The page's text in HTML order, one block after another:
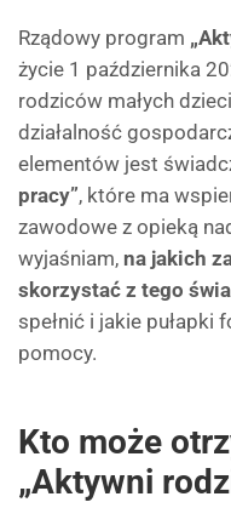
Rządowy program
życie 1 października
rodziców małych
działalność
elementów jest
pracy”, które ma
zawodowe z opieką
wyjaśniam, na jakich
skorzystać z tego
spełnić i jakie pułapki
pomocy.
Kto może
„Aktywni